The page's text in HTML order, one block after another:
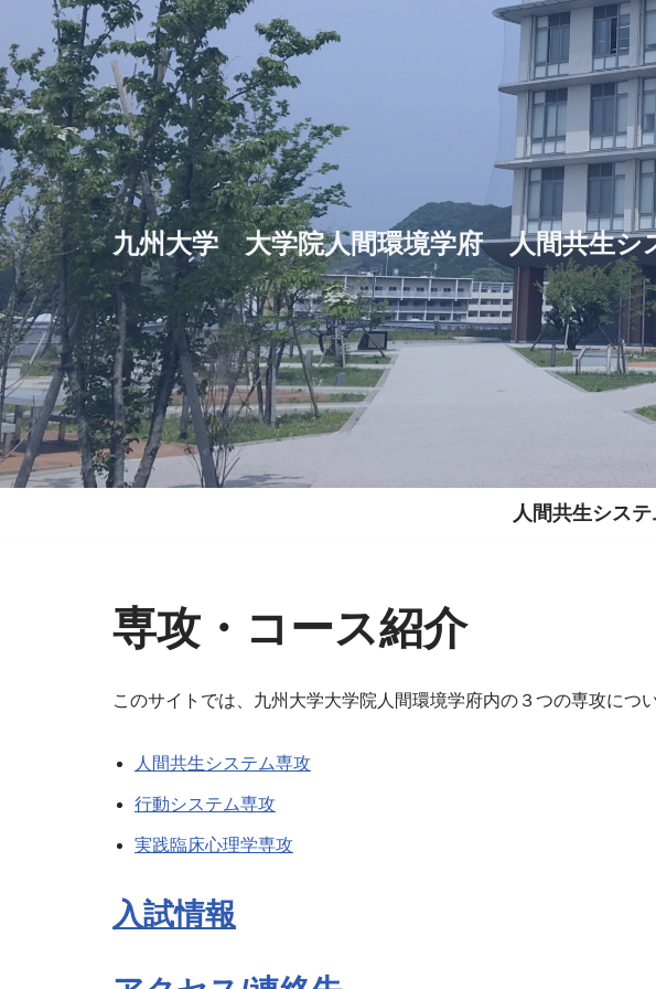
コ
ン
テ
ン
ツ
へ
ス
キ
ッ
プ
九州大学 大学院人間環境学府 人間共生シ
人間共生シス
専攻・コース紹介
このサイトでは、九州大学大学院人間環境学府内の３つの専攻につ
人間共生システム専攻
行動システム専攻
実践臨床心理学専攻
入試情報